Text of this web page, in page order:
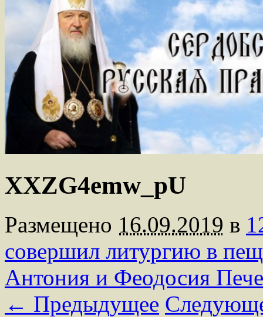
XXZG4emw_pU
Размещено 16.09.2019 в
совершил литургию в
Антония и Феодосия
← Предыдущее